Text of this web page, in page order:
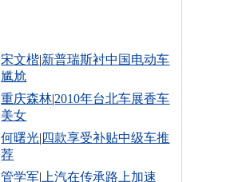
宋文楷|新普瑞斯衬中国电动车
尴尬
重庆森林|2010年台北车展香车
美女
何曙光| 四款享受补贴中级车推
荐
管学军| 上汽在传承路上加速